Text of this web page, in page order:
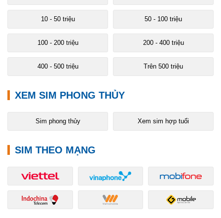
10 - 50 triệu 50 - 100 triệu
100 - 200 triệu 200 - 400 triệu
400 - 500 triệu Trên 500 triệu
XEM SIM PHONG THỦY
Sim phong thủy Xem sim hợp tuổi
SIM THEO MẠNG